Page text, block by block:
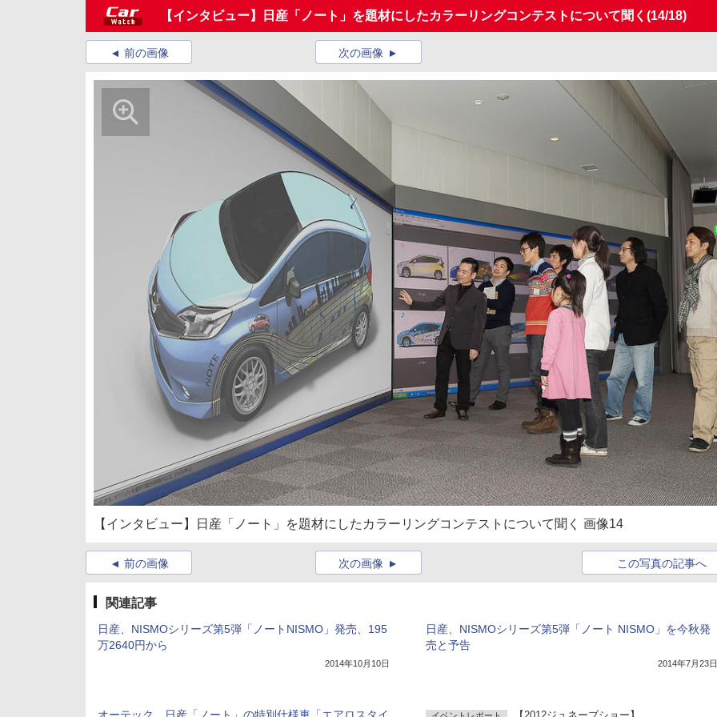
【インタビュー】日産「ノート」を題材にしたカラーリングコンテストについて聞く (14/18)
前の画像 次の画像
【インタビュー】日産「ノート」を題材にしたカラーリングコンテストについて聞く 画像14
前の画像 この写真の記事へ
次の画像
関連記事
日産、NISMOシリーズ第5弾「ノートNISMO」発売、195
万2640円から
2014年10月10日
日産、NISMOシリーズ第5弾「ノート NISMO」を今秋発
売と予告
2014年7月23日